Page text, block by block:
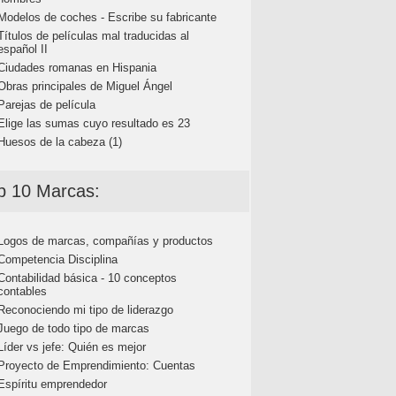
de coches - Escribe su fabricante
de películas mal traducidas al
II
romanas en Hispania
principales de Miguel Ángel
de película
las sumas cuyo resultado es 23
de la cabeza (1)
10 Marcas:
de marcas, compañías y productos
Disciplina
básica - 10 conceptos
mi tipo de liderazgo
de todo tipo de marcas
vs jefe: Quién es mejor
de Emprendimiento: Cuentas
emprendedor